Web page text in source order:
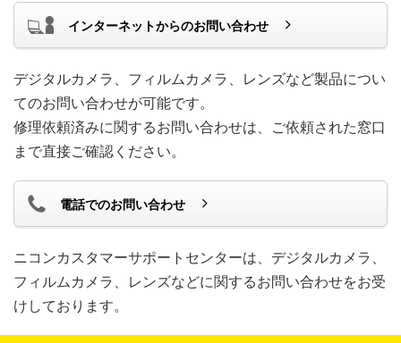
インターネットからのお問い合わせ
デジタルカメラ、フィルムカメラ、レンズなど製品につい
てのお問い合わせが可能です。
修理依頼済みに関するお問い合わせは、ご依頼された窓口
まで直接ご確認ください。
電話でのお問い合わせ
ニコンカスタマーサポートセンターは、デジタルカメラ、
フィルムカメラ、レンズなどに関するお問い合わせをお受
けしております。